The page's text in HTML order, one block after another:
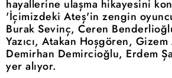
hayallerine ulaşma hikayesini
'İçimizdeki Ateş'in zengin
Burak Sevinç, Ceren
Yazıcı, Atakan Hoşgören, Gizem
Demirhan Demircioğlu, Erdem
yer alıyor.